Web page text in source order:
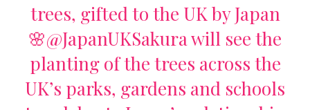
trees, gifted to the UK by Japan
🌸@JapanUKSakurawill see the
planting of the trees across the
UK’s parks, gardens and schools